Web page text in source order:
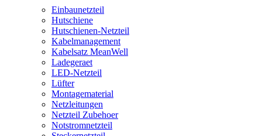
Einbaunetzteil
Hutschiene
Hutschienen-Netzteil
Kabelmanagement
Kabelsatz MeanWell
Ladegeraet
LED-Netzteil
Lüfter
Montagematerial
Netzleitungen
Netzteil Zubehoer
Notstromnetzteil